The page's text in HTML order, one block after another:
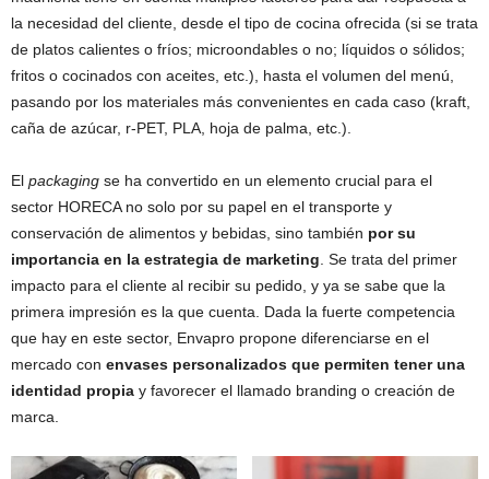
la necesidad del cliente, desde el tipo de cocina ofrecida (si se trata
de platos calientes o fríos; microondables o no; líquidos o sólidos;
fritos o cocinados con aceites, etc.), hasta el volumen del menú,
pasando por los materiales más convenientes en cada caso (kraft,
caña de azúcar, r-PET, PLA, hoja de palma, etc.).
El packaging se ha convertido en un elemento crucial para el
sector HORECA no solo por su papel en el transporte y
conservación de alimentos y bebidas, sino también por su
importancia en la estrategia de marketing . Se trata del primer
impacto para el cliente al recibir su pedido, y ya se sabe que la
primera impresión es la que cuenta. Dada la fuerte competencia
que hay en este sector, Envapro propone diferenciarse en el
mercado con envases personalizados que permiten tener una
identidad propia y favorecer el llamado branding o creación de
marca.